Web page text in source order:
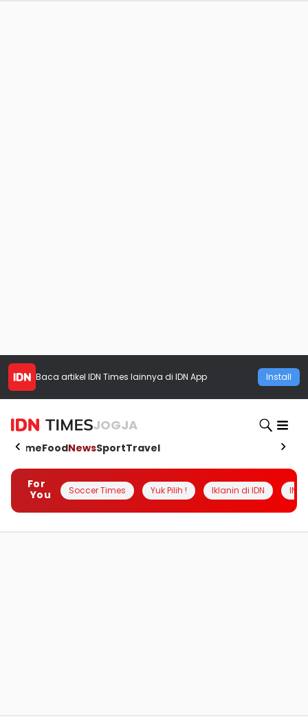
Baca artikel IDN Times lainnya di IDN App Install
JOGJA
HomeFoodNewsSportTravel
For
You
Soccer Times Yuk Pilih ! Iklanin di IDN